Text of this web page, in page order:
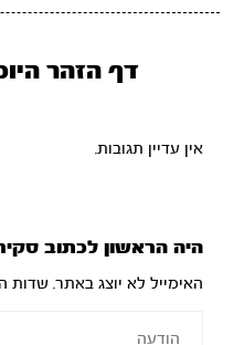
דף הזהר
אין עדיין תגובות.
היה הראשון לכתוב סקירה “26.
האימייל לא יוצג באתר. שדות